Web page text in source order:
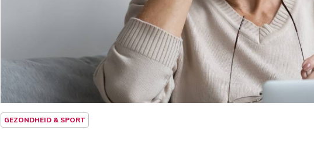
GEZONDHEID & SPORT